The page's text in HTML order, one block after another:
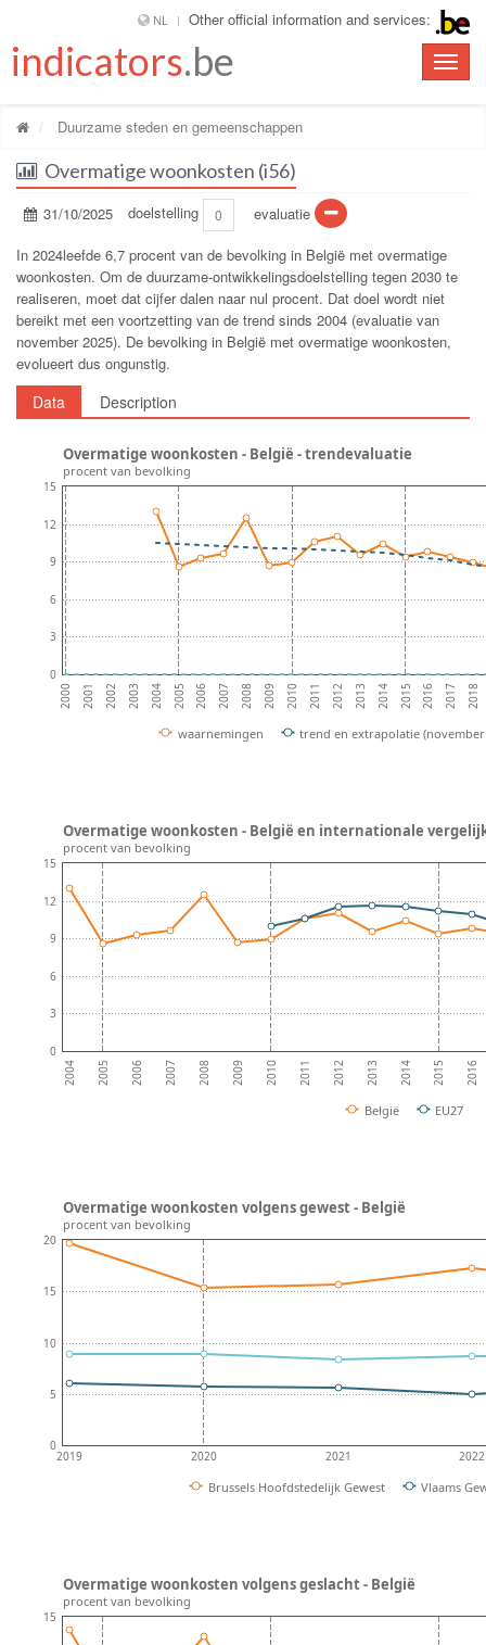
NL Other official information and services:
Toggle
indicators.be
Duurzame steden en gemeenschappen
Overmatige woonkosten (i56)
31/10/2025 doelstelling 0
evaluatie
In 2024leefde 6,7 procent van de bevolking in België met overmatige
woonkosten. Om de duurzame-ontwikkelingsdoelstelling tegen 2030 te
realiseren, moet dat cijfer dalen naar nul procent. Dat doel wordt niet
bereikt met een voortzetting van de trend sinds 2004 (evaluatie van
november 2025). De bevolking in België met overmatige woonkosten,
evolueert dus ongunstig.
Data Description
2000 2001 2002 2003 2004 2005 2006 2007 2008 2009 2010 2011 2012 2013 2014 2015 2016 2017 2018
0
3
6
9
12
15
waarnemingen trend en extrapolatie (november
Overmatige woonkosten - België - trendevaluatie
procent van bevolking
2004 2005 2006 2007 2008 2009 2010 2011 2012 2013 2014 2015 2016
0
3
6
9
12
15
België EU27
Overmatige woonkosten - België en internationale
procent van bevolking
2019 2020 2021 2022
0
5
10
15
20
Brussels Hoofdstedelijk Gewest Vlaams
Overmatige woonkosten volgens gewest - België
procent van bevolking
15
Overmatige woonkosten volgens geslacht - België
procent van bevolking